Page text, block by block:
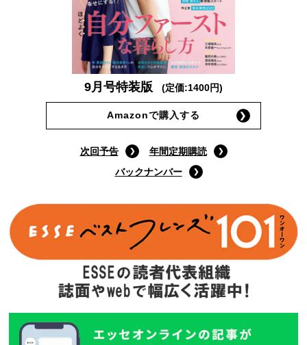
9月号特装版 (定価:1400円)
Amazonで購入する
次回予告
年間定期購読
バックナンバー